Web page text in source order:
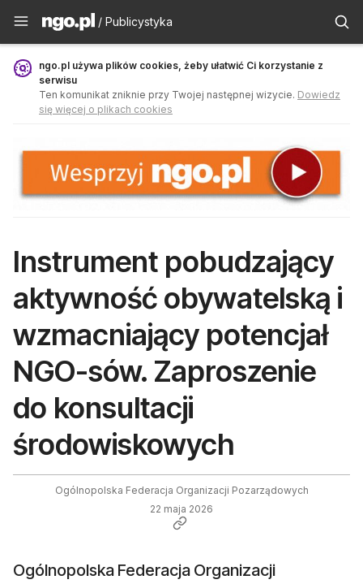
Publicystyka - ngo.pl
/ Publicystyka
ngo.pl używa plików cookies, żeby ułatwić Ci korzystanie z
serwisu
Ten komunikat zniknie przy Twojej następnej wizycie. Dowiedz
się więcej o plikach cookies
Instrument pobudzający
aktywność obywatelską i
wzmacniający potencjał
NGO-sów. Zaproszenie
do konsultacji
środowiskowych
Ogólnopolska Federacja Organizacji Pozarządowych
22 maja 2026
Ogólnopolska Federacja Organizacji